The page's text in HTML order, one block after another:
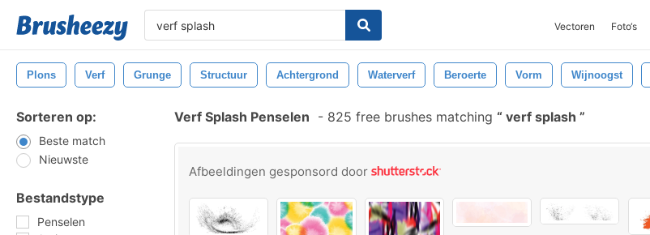
Vectoren Foto‘s
Plons Verf Grunge Structuur Achtergrond Waterverf Beroerte Vorm Wijnoogst
Sorteren op:
Beste match
Nieuwste
Bestandstype
Penselen
Verf Splash Penselen - 825 free brushes matching verf splash
Afbeeldingen gesponsord door